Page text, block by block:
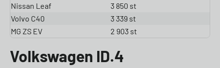
Nissan Leaf
3 850 st
Volvo C40
3 339 st
MG ZS EV
2 903 st
Volkswagen ID.4